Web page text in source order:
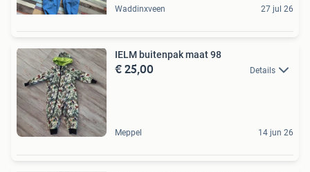
Waddinxveen 27 jul 26
IELM buitenpak maat 98
€ 25,00 Details
Meppel 14 jun 26